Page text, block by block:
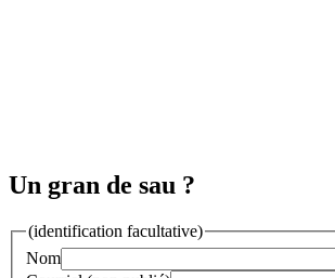
Un gran de sau ?
(identification facultative)
Nom